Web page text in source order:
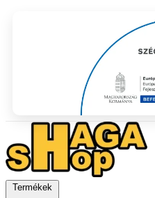
Termékek